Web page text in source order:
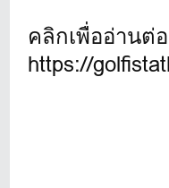
คลิกเพื่ออ่านต่อ
https://